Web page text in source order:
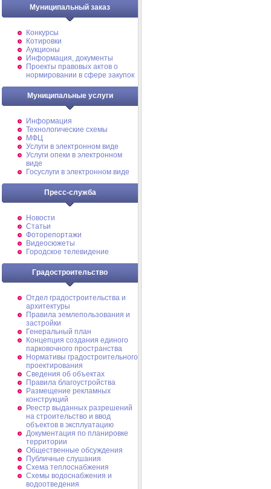
Муниципальный заказ
Конкурсы
Котировки
Аукционы
Информация, документы
Проекты правовых актов о
нормировании в сфере закупок
Муниципальные услуги
Информация
Технологические схемы
МФЦ
Услуги в электронном виде
Услуги опеки в электронном
виде
Госуслуги в электронном виде
Пресс-служба
Новости
Статьи
Фоторепортажи
Видеосюжеты
Городское телевидение
Градостроительство
Отдел градостроительства и
архитектуры
Правила землепользования и
застройки
Генеральный план
Концепция создания единого
парковочного пространства
Нормативы градостроительного
проектирования
Сведения об объектах
Правила благоустройства
Размещение рекламных
конструкций
Реестр выданных разрешений
на строительство и ввод
объектов в эксплуатацию
Документация по планировке
территории
Общественные обсуждения
Публичные слушания
Схема теплоснабжения
Схемы водоснабжения и
водоотведения